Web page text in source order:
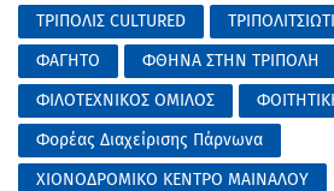
ΤΡΙΠΟΛΙΣ CULTURED
ΦΑΓΗΤΟ
ΦΘΗΝΑ ΣΤΗΝ ΤΡΙΠΟΛΗ
ΦΙΛΟΤΕΧΝΙΚΟΣ ΟΜΙΛΟΣ
Φορέας Διαχείρισης Πάρνωνα
ΧΙΟΝΟΔΡΟΜΙΚΟ ΚΕΝΤΡΟ ΜΑΙΝΑΛΟΥ